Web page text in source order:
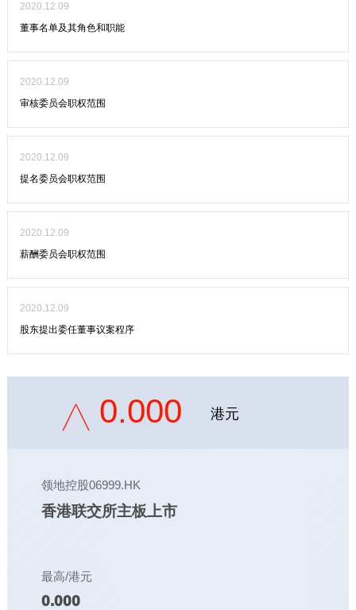
2020.12.09
董事名单及其角色和职能
2020.12.09
审核委员会职权范围
2020.12.09
提名委员会职权范围
2020.12.09
薪酬委员会职权范围
2020.12.09
股东提出委任董事议案程序
0.000 港元
领地控股06999.HK
香港联交所主板上市
最高/港元
0.000